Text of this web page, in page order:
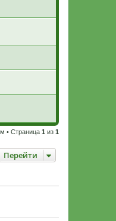
• Страница 1 из 1
Перейти